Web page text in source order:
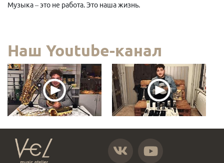
Музыка – это не работа. Это наша жизнь.
Наш Youtube-канал